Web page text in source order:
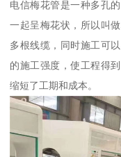
电信梅花管是一种多孔
一起呈梅花状，所以叫
多根线缆，同时施工可
的施工强度，使工程得
缩短了工期和成本。